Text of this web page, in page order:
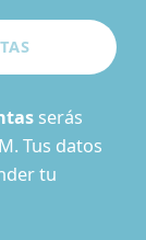
serás
Tus datos
tu